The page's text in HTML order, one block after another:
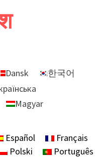
Dansk
한국어
Magyar
Español
Français
Polski
Português